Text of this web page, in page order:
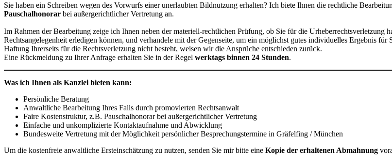
Sie haben ein Schreiben wegen des Vorwurfs einer unerlaubten Bildnutzung erhalten? Ich biete Ihnen die rechtliche
Pauschalhonorar bei außergerichtlicher Vertretung an.
Im Rahmen der Bearbeitung zeige ich Ihnen neben der materiell-rechtlichen Prüfung, ob Sie für die Urheberrechtsverletzung
Rechtsangelegenheit erledigen können, und verhandele mit der Gegenseite, um ein möglichst gutes individuelles Ergebnis
Haftung Ihrerseits für die Rechtsverletzung nicht besteht, weisen wir die Ansprüche entschieden zurück.
Eine Rückmeldung zu Ihrer Anfrage erhalten Sie in der Regel werktags binnen 24 Stunden.
Was ich Ihnen als Kanzlei bieten kann:
Persönliche Beratung
Anwaltliche Bearbeitung Ihres Falls durch promovierten Rechtsanwalt
Faire Kostenstruktur, z.B. Pauschalhonorar bei außergerichtlicher Vertretung
Einfache und unkomplizierte Kontaktaufnahme und Abwicklung
Bundesweite Vertretung mit der Möglichkeit persönlicher Besprechungstermine in Gräfelfing / München
Um die kostenfreie anwaltliche Ersteinschätzung zu nutzen, senden Sie mir bitte eine Kopie der erhaltenen Abmahnung